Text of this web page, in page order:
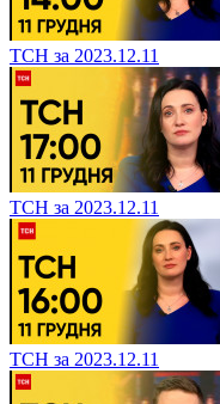
ТСН за 2023.12.11
ТСН за 2023.12.11
ТСН за 2023.12.11